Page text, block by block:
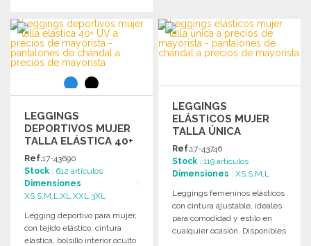
PEDIR
Solicitar un presupuesto
Solicitar un presupuesto
LEGGINGS
DEPORTIVOS MUJER
TALLA ELÁSTICA 40+
UV
Ref.17-43690
Stock : 612 artículos
Dimensiones :
XS,S,M,L,XL,XXL,3XL
Legging deportivo para mujer,
con tejido elástico, cintura
elástica, bolsillo interior oculto
LEGGINGS
ELÁSTICOS MUJER
TALLA ÚNICA
Ref.17-43746
Stock : 119 artículos
Dimensiones : XS,S,M,L
Leggings femeninos elásticos
con cintura ajustable, ideales
para comodidad y estilo en
cualquier ocasión. Disponibles